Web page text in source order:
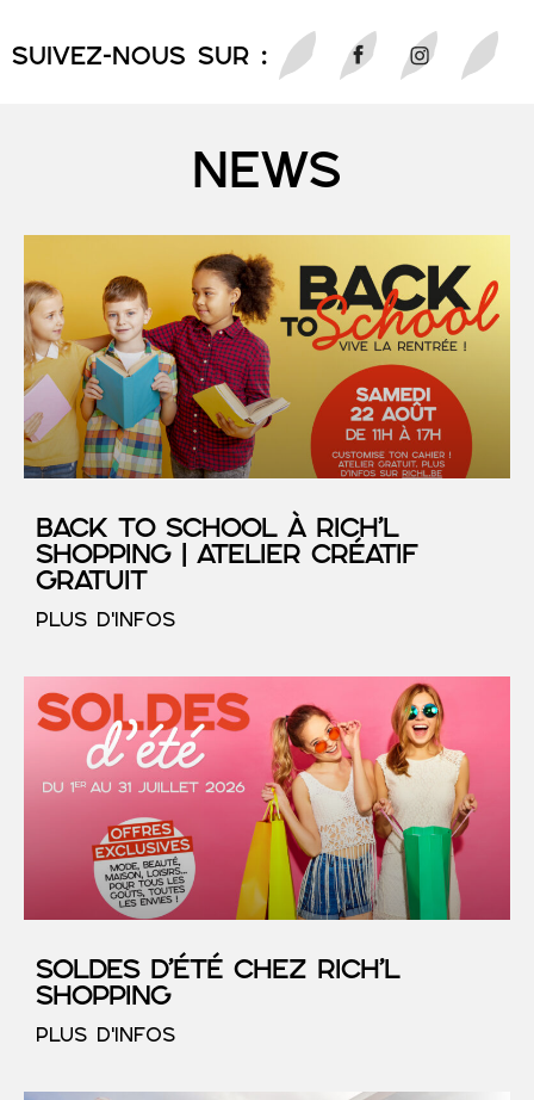
SUIVEZ-NOUS sur :
NEWS
Back to School à RICH’L
Shopping | Atelier créatif
gratuit
PLUS D'INFOS
SOLDES D’ÉTÉ chez RICH’L
Shopping
PLUS D'INFOS